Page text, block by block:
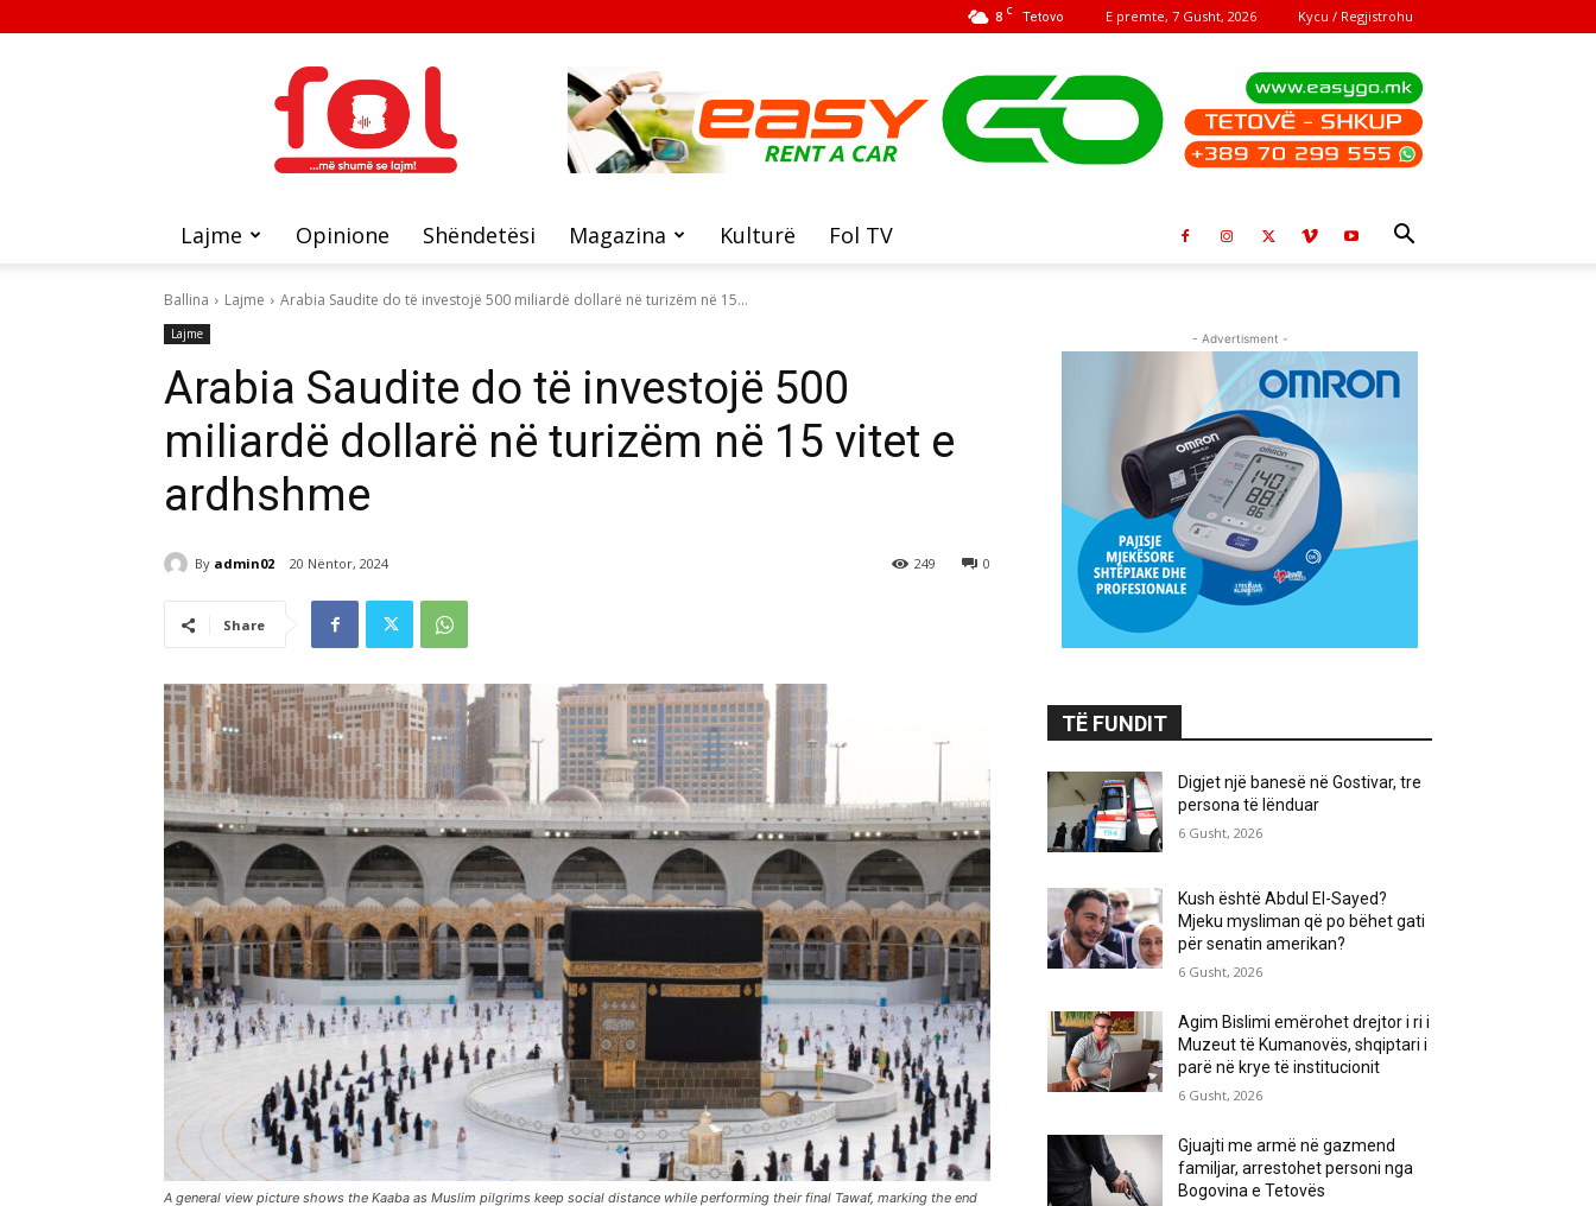
8 C Tetovo E premte, 7 Gusht, 2026 Kycu / Regjistrohu
FOL
Lajme Opinione Shëndetësi Magazina Kulturë Fol TV
Ballina Lajme Arabia Saudite do të investojë 500 miliardë dollarë në turizëm në 15...
Lajme
Arabia Saudite do të investojë 500
miliardë dollarë në turizëm në 15 vitet e
ardhshme
By admin02 20 Nëntor, 2024 0
249
Share
A general view picture shows the Kaaba as Muslim pilgrims keep social distance while performing their final Tawaf, marking the end
- Advertisment -
TË FUNDIT
Digjet një banesë në Gostivar, tre
persona të lënduar
6 Gusht, 2026
Kush është Abdul El-Sayed?
Mjeku mysliman që po bëhet gati
për senatin amerikan?
6 Gusht, 2026
Agim Bislimi emërohet drejtor i ri i
Muzeut të Kumanovës, shqiptari i
parë në krye të institucionit
6 Gusht, 2026
Gjuajti me armë në gazmend
familjar, arrestohet personi nga
Bogovina e Tetovës